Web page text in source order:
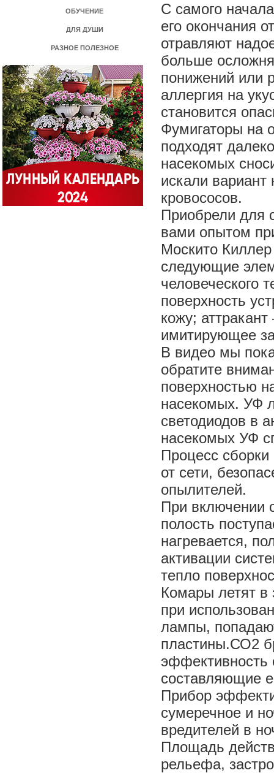
ОБУЧЕНИЕ
ДЛЯ ДУШИ
РАЗНОЕ ПОЛЕЗНОЕ
С самого
его окончания
отравляют
больше
понижений или
аллергия на
становится
Фумигаторы на
подходят
насекомых
искали вариант
кровососов.
Приобрели для
вами опытом
Москито
следующие
человеческого
поверхность
кожу;
имитирующее
В видео мы
обратите
поверхностью
насекомых. УФ
светодиодов в
насекомых УФ
Процесс
от сети,
опылителей.
При включении
полость
нагревается,
активации
тепло
Комары летят в
при
лампы,
пластины.СО2
эффективность
составляющие
Прибор
сумеречное и
вредителей в
Площадь
рельефа,